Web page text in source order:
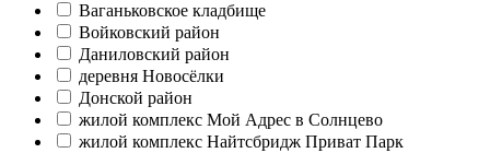
Ваганьковское кладбище
Войковский район
Даниловский район
деревня Новосёлки
Донской район
жилой комплекс Мой Адрес в Солнцево
жилой комплекс Найтсбридж Приват Парк